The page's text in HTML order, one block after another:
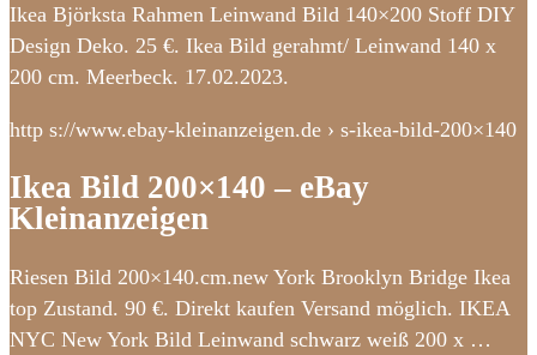
Ikea Björksta Rahmen Leinwand Bild 140×200 Stoff DIY
Design Deko. 25 €. Ikea Bild gerahmt/ Leinwand 140 x
200 cm. Meerbeck. 17.02.2023.
http s://www.ebay-kleinanzeigen.de › s-ikea-bild-200×140
Ikea Bild 200×140 – eBay
Kleinanzeigen
Riesen Bild 200×140.cm.new York Brooklyn Bridge Ikea
top Zustand. 90 €. Direkt kaufen Versand möglich. IKEA
NYC New York Bild Leinwand schwarz weiß 200 x …